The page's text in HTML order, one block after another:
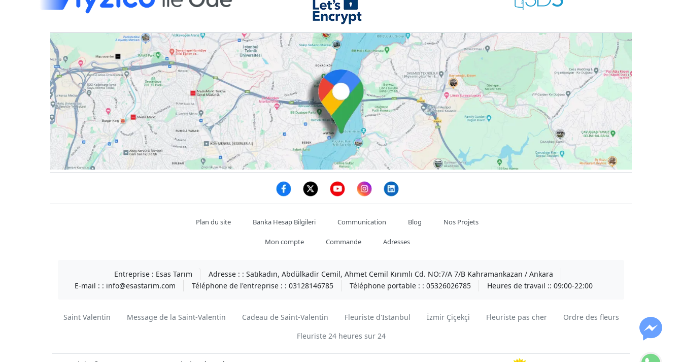
Facebook
twitter
youtube
instagram
linkedin
Plan du site Banka Hesap Bilgileri Communication Blog Nos Projets
Mon compte Commande Adresses
Entreprise : Esas Tarım Adresse : : Satıkadın, Abdülkadir Cemil, Ahmet Cemil Kırımlı Cd. NO:7/A 7/B Kahramankazan / Ankara
E-mail : : info@esastarim.com Téléphone de l'entreprise : : 03128146785 Téléphone portable : : 05326026785 Heures de travail :: 09:00-22:00
Saint Valentin Message de la Saint-Valentin Cadeau de Saint-Valentin Fleuriste d'Istanbul İzmir Çiçekçi Fleuriste pas cher
Ordre des fleurs
Fleuriste 24 heures sur 24